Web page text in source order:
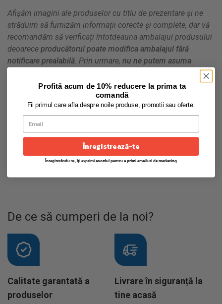
Afișăm imagini ale produselor cu titlu de prezentare și ne
străduim să furnizăm informații corecte și complete, dar vă
recomandăm să verificați întotdeauna ambalajul produsului
deoarece producătorul poate modifica ambalajul fără
notificare prealabilă. Prin urmare, nu ne putem asuma
culoarea, forma sau aspectul) dintre imaginea afișată și
Distribuie
Facebook Twitter Pinterest
De ce să cumperi de la noi?
Calitate garantată a
produselor
Livrare în siguranță la
tine acasă
Profită acum de 10% reducere la prima ta
comandă
Fii primul care afla despre noile produse, promotii sau oferte.
Înregistrează-te
Înregistrându-te, îți exprimi acordul pentru a primi emailuri de marketing